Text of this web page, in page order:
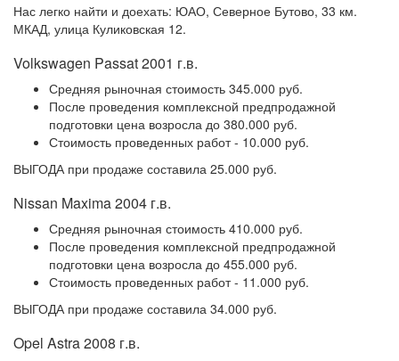
Нас легко найти и доехать: ЮАО, Северное Бутово, 33 км.
МКАД, улица Куликовская 12.
Volkswagen Passat 2001 г.в.
Средняя рыночная стоимость 345.000 руб.
После проведения комплексной предпродажной
подготовки цена возросла до 380.000 руб.
Стоимость проведенных работ - 10.000 руб.
ВЫГОДА при продаже составила 25.000 руб.
Nissan Maxima 2004 г.в.
Средняя рыночная стоимость 410.000 руб.
После проведения комплексной предпродажной
подготовки цена возросла до 455.000 руб.
Стоимость проведенных работ - 11.000 руб.
ВЫГОДА при продаже составила 34.000 руб.
Opel Astra 2008 г.в.